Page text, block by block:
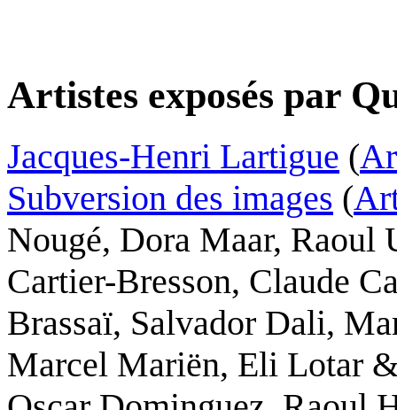
Artistes exposés par
Jacques-Henri Lartigue (
Subversion des images (
Nougé, Dora Maar, Raoul
Cartier-Bresson, Claude
Brassaï, Salvador Dali,
Marcel Mariën, Eli Lotar